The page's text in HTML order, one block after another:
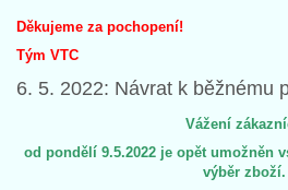
Děkujeme za pochopení!
Tým VTC
6. 5. 2022: Návrat k běžnému
Vážení
od pondělí 9.5.2022 je opět umožněn
výběr zboží.